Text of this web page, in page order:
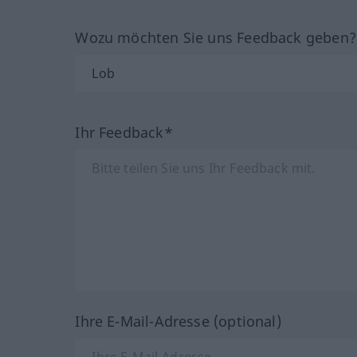
Wozu möchten Sie uns Feedback
Ihr Feedback*
Ihre E-Mail-Adresse (optional)